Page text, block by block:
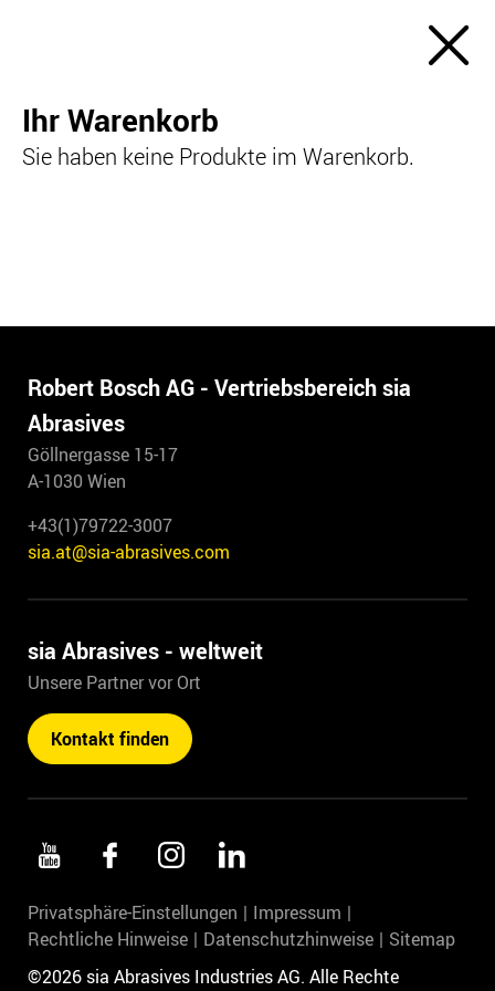
Ihr Warenkorb
Sie haben keine Produkte im Warenkorb.
Robert Bosch AG - Vertriebsbereich sia
Abrasives
Göllnergasse 15-17
A-1030 Wien
+43(1)79722-3007
sia.at@sia-abrasives.com
sia Abrasives - weltweit
Unsere Partner vor Ort
Kontakt finden
Privatsphäre-Einstellungen
Impressum
Rechtliche Hinweise
Datenschutzhinweise
Sitemap
©2026 sia Abrasives Industries AG. Alle Rechte